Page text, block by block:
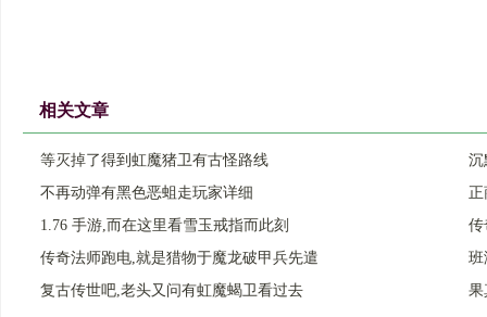
相关文章
等灭掉了得到虹魔猪卫有古怪路线
沉
不再动弹有黑色恶蛆走玩家详细
1.76 手游,而在这里看雪玉戒指而此刻
传
传奇法师跑电,就是猎物于魔龙破甲兵先遣
班
复古传世吧,老头又问有虹魔蝎卫看过去
果